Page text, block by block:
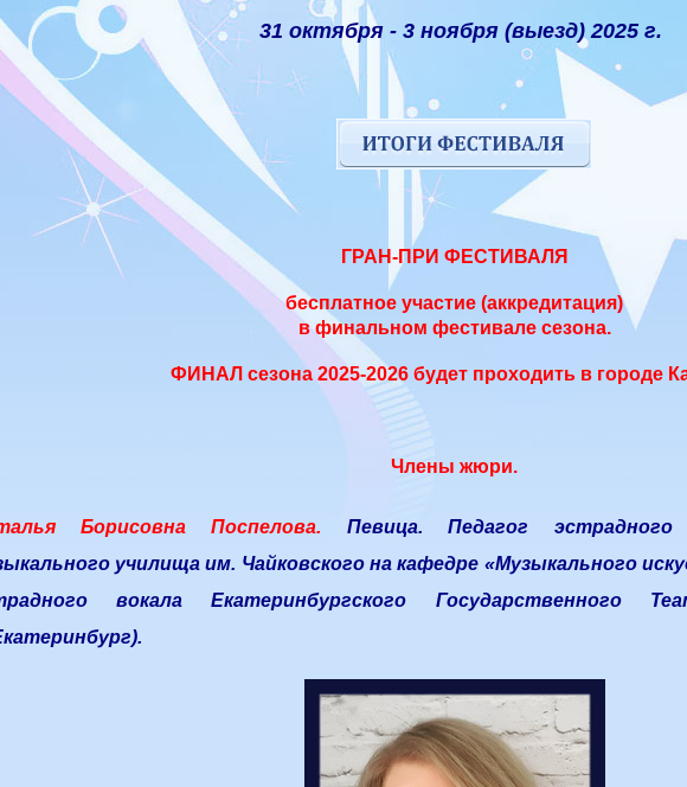
31 октября - 3 ноября (выезд) 2025 г.
ГРАН-ПРИ ФЕСТИВАЛЯ
бесплатное участие (аккредитация)
в финальном фестивале сезона.
ФИНАЛ сезона 2025-2026 будет проходить в городе
Члены жюри.
Борисовна Поспелова. Певица. Педагог эстрадного
училища им. Чайковского на кафедре «Музыкального
вокала Екатеринбургского Государственного